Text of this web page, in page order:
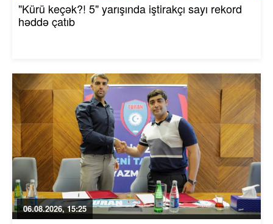
"Kürü keçək?! 5" yarışında iştirakçı sayı rekord
həddə çatıb
06.08.2026, 15:25